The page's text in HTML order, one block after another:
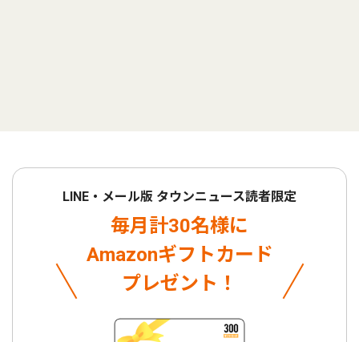
LINE・メール版 タウンニュース読者限定
毎月計30名様に
Amazonギフトカード
プレゼント！